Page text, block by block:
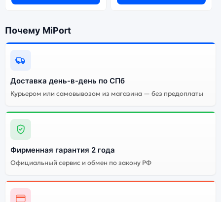
Почему MiPort
Доставка день-в-день по СПб
Курьером или самовывозом из магазина — без предоплаты
Фирменная гарантия 2 года
Официальный сервис и обмен по закону РФ